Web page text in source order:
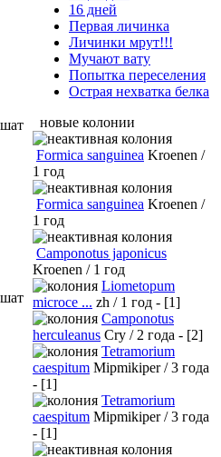
16 дней
Первая личинка
Личинки мрут!!!
Мучают вату
Попытка переселения
Острая нехватка белка
новые колонии
Formica sanguinea Kroenen /
1 год
Formica sanguinea Kroenen /
1 год
Camponotus japonicus
Kroenen / 1 год
Liometopum
microce ... zh / 1 год - [1]
Camponotus
herculeanus Cry / 2 года - [2]
Tetramorium
caespitum Mipmikiper / 3 года
- [1]
Tetramorium
caespitum Mipmikiper / 3 года
- [1]